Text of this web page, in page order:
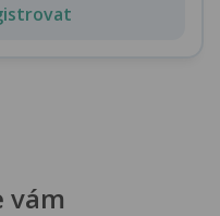
vám